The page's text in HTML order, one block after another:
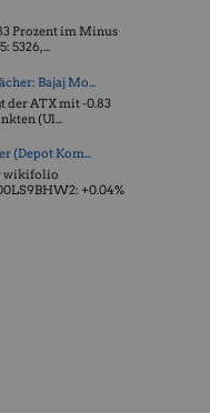
Prozent im Minus
5326, ...
Bajaj Mo...
der ATX mit -0.83
(Ul...
(Depot Kom...
wikifolio
+0.04%